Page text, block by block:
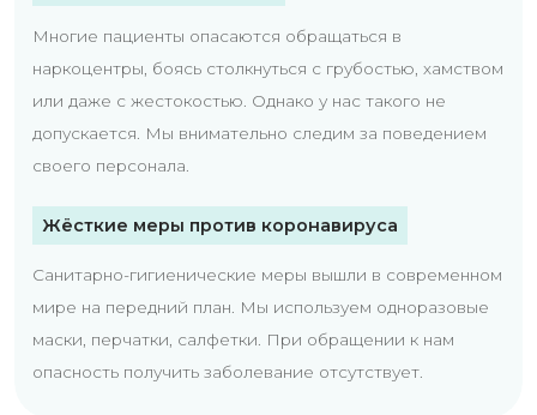
Многие пациенты опасаются обращаться в
наркоцентры, боясь столкнуться с грубостью, хамством
или даже с жестокостью. Однако у нас такого не
допускается. Мы внимательно следим за поведением
своего персонала.
Жёсткие меры против коронавируса
Санитарно-гигиенические меры вышли в современном
мире на передний план. Мы используем одноразовые
маски, перчатки, салфетки. При обращении к нам
опасность получить заболевание отсутствует.